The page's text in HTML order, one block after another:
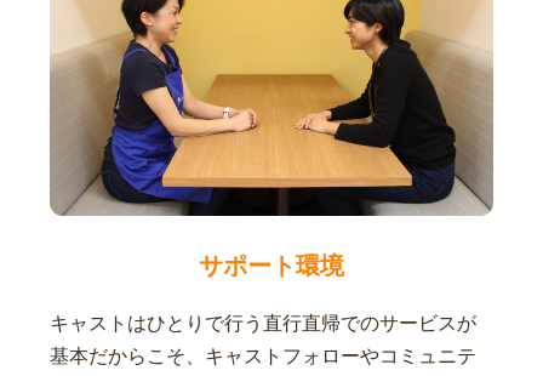
サポート環境
キャストはひとりで行う直行直帰でのサービスが
基本だからこそ、キャストフォローやコミュニテ